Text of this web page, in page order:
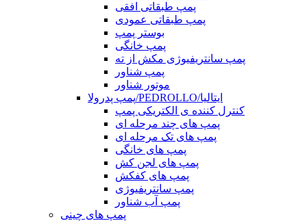
پمپ طبقاتی افقی
پمپ طبقاتی عمودی
بوستر پمپ
پمپ خانگی
پمپ سانتریفیوژی مکش از ته
پمپ شناور
موتور شناور
پمپ پدرولا/PEDROLLO/ایتالیا
کنترل کننده ی الکتریکی پمپ
پمپ های چند مرحله ای
پمپ های تک مرحله ای
پمپ های خانگی
پمپ های لجن کش
پمپ های کفکش
پمپ سانتریفیوژی
پمپ آب شناور
پمپ های چینی